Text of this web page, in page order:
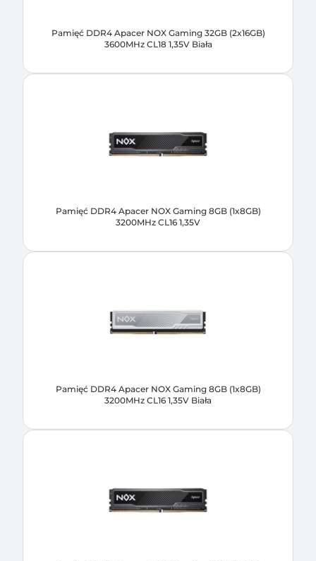
Pamięć DDR4 Apacer NOX Gaming 32GB (2x16GB)
3600MHz CL18 1,35V Biała
Pamięć DDR4 Apacer NOX Gaming 8GB (1x8GB)
3200MHz CL16 1,35V
Pamięć DDR4 Apacer NOX Gaming 8GB (1x8GB)
3200MHz CL16 1,35V Biała